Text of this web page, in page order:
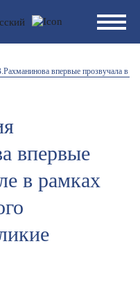
впервые прозвучала в
впервые
в рамках